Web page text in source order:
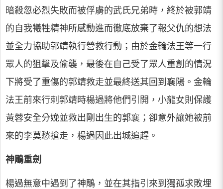
暗殺忽必烈失敗而被俘虜的武氏兄弟時，終於被郭靖
的自我犧牲精神所感動進而徹底放棄了報父仇的想法
並全力協助郭靖執行營救行動；由於金輪法王等一行
眾人的狙擊及偷襲，最後在自己受了眾人重創的情況
下將受了重傷的郭靖救走並最終送其回到襄陽。金輪
法王前來行刺郭靖時楊過將他們引開，小龍女則保護
黃蓉安全分娩並救出剛出生的郭襄；卻意外讓她被前
來的李莫愁搶走，楊過因此出城追趕。
神鵰重劍
楊過無意中遇到了神鵰，並在其指引來到獨孤求敗埋